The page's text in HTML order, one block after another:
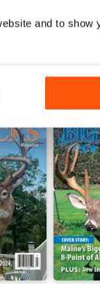
and to show